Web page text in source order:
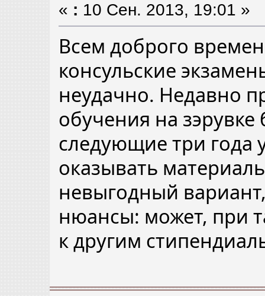
« : 10 Сен. 2013, 19:01 »
Всем доброго
консульские
неудачно. Недавно
обучения на зэрувке
следующие три года
оказывать
невыгодный
нюансы: может, при
к другим